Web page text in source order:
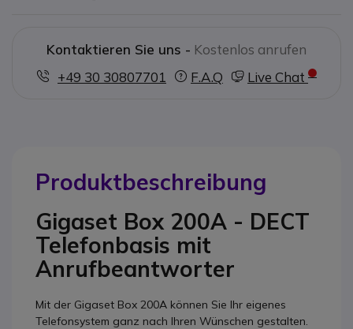
Kontaktieren Sie uns - Kostenlos anrufen
+49 30 30807701
F.A.Q Live Chat
Produktbeschreibung
Gigaset Box 200A - DECT
Telefonbasis mit
Anrufbeantworter
Mit der Gigaset Box 200A können Sie Ihr eigenes
Telefonsystem ganz nach Ihren Wünschen gestalten.